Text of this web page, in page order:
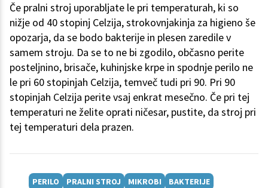
Če pralni stroj uporabljate le pri temperaturah, ki so
nižje od 40 stopinj Celzija, strokovnjakinja za higieno še
opozarja, da se bodo bakterije in plesen zaredile v
samem stroju. Da se to ne bi zgodilo, občasno perite
posteljnino, brisače, kuhinjske krpe in spodnje perilo ne
le pri 60 stopinjah Celzija, temveč tudi pri 90. Pri 90
stopinjah Celzija perite vsaj enkrat mesečno. Če pri tej
temperaturi ne želite oprati ničesar, pustite, da stroj pri
tej temperaturi dela prazen.
PERILO PRALNI STROJ MIKROBI
BAKTERIJE